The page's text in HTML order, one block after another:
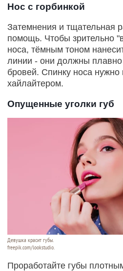
Нос с горбинкой
Затемнения и тщательная
помощь. Чтобы зрительно
носа, тёмным тоном
линии - они должны
бровей. Спинку носа нужно
хайлайтером.
Опущенные уголки губ
Девушка красит губы.
freepik.com/lookstudio.
Проработайте губы